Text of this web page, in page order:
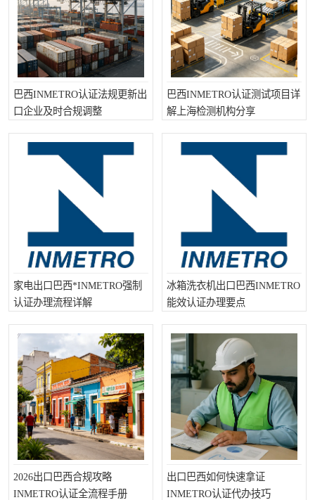
巴西INMETRO认证法规更新出
口企业及时合规调整
巴西INMETRO认证测试项目详
解上海检测机构分享
家电出口巴西*INMETRO强制
认证办理流程详解
冰箱洗衣机出口巴西INMETRO
能效认证办理要点
2026出口巴西合规攻略
INMETRO认证全流程手册
出口巴西如何快速拿证
INMETRO认证代办技巧